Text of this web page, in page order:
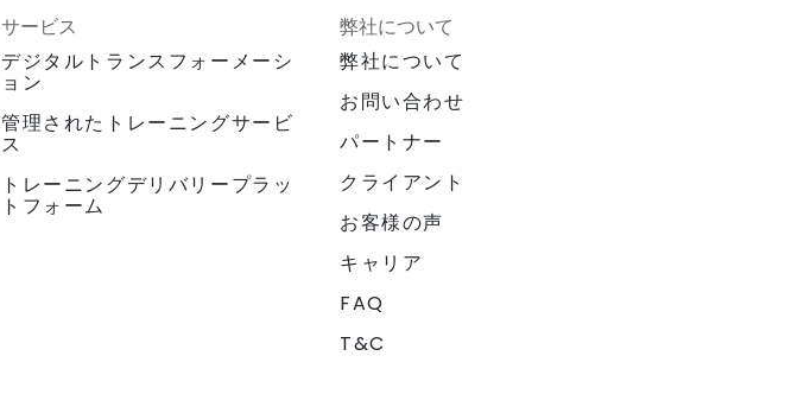
サービス
デジタルトランスフォーメーシ
ョン
管理されたトレーニングサービ
ス
トレーニングデリバリープラッ
トフォーム
弊社について
弊社について
お問い合わせ
パートナー
クライアント
お客様の声
キャリア
FAQ
T&C